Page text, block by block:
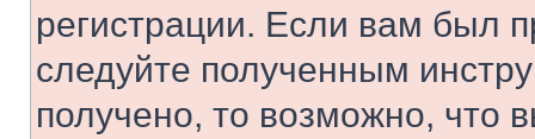
регистрации. Если вам был
следуйте полученным
получено, то возможно, что